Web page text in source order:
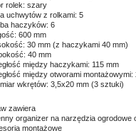
rolek: szary
uchwytów z rolkami: 5
haczyków: 6
600 mm
30 mm (z haczykami 40 mm)
40 mm
między haczykami: 115 mm
między otworami montażowymi:
wkrętów: 3,5x20 mm (3 sztuki)
zawiera
organizer na narzędzia ogrodowe
montażowe